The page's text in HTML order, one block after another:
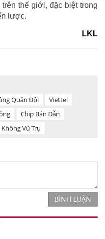
thế giới, đặc biệt trong
lược.
LKL
Quân Đội
Viettel
Chip Bán Dẫn
Vũ Trụ
BÌNH LUẬN